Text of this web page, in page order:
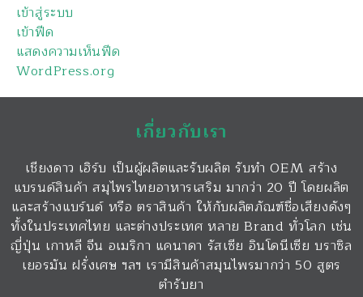
เข้าสู่ระบบ
เข้าฟีด
แสดงความเห็นฟีด
WordPress.org
เกี่ยวกับเรา
เชียงดาว เฮิร์บ เป็นผู้ผลิตและรับผลิต รับทำ OEM สร้าง
แบรนด์สินค้า สมุไพรไทยอาหารเสริม มากว่า 20 ปี โดยผลิต
และสร้างแบร์นด์ หรือ ตราสินค้า ให้กับผลิตภัณฑ์ชื่อเสียงดังๆ
ทั้งในประเทศไทย และต่างประเทศ หลาย Brand ทั่วโลก เช่น
ญี่ปุ่น เกาหลี จีน อเมริกา แคนาดา รัสเซีย อินโดนีเซีย บราซิล
เยอรมัน ฝรั่งเศษ ฯลฯ เรามีสินค้าสมุนไพรมากว่า 50 สูตร
ตำรับยา